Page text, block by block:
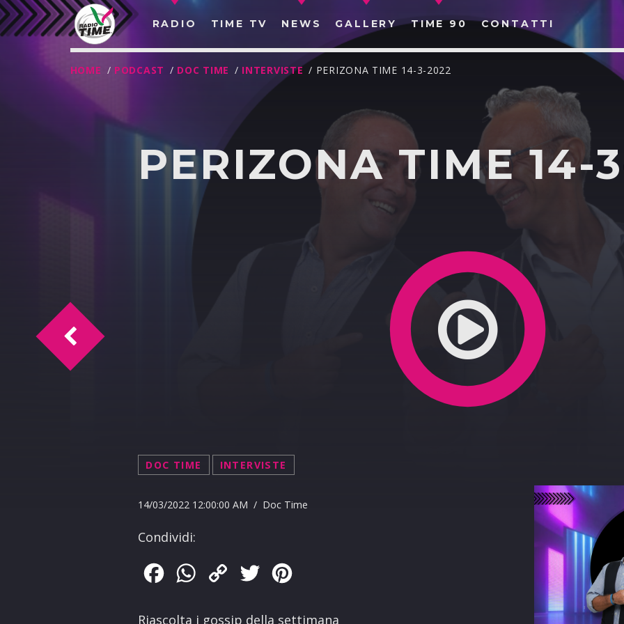
RADIO TIME TV NEWS GALLERY TIME 90 CONTATTI
CERCA NEL SITO WEB:
HOME / PODCAST / DOC TIME / INTERVISTE / PERIZONA TIME 14-3-2022
PERIZONA TIME 14-
DOC TIME INTERVISTE
14/03/2022 12:00:00 AM / Doc Time
Condividi:
FacebookWhatsApp
Copy
Twitter
Riascolta i gossip della settimana
Rs Meteor-if 14-3-2022